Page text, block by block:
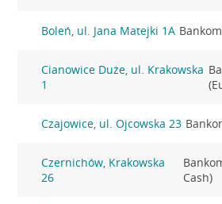
Boleń, ul. Jana Matejki 1A
Cianowice Duże, ul. Krakowska
1
Czajowice, ul. Ojcowska 23
Czernichów, Krakowska
26
Cash)